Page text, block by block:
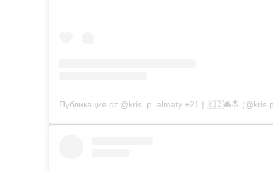
Публикация от @kris_p_almaty +21 | 🇰🇿🚔🔝